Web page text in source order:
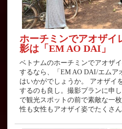
ホーチミンでアオザイ
影は「EM AO DAI」
ベトナムのホーチミンでアオザ
するなら、「EM AO DAI/エムア
はいかがでしょうか。 アオザイ
するのも良し。撮影プランに申
で観光スポットの前で素敵な一
性も女性もアオザイ姿でたくさ